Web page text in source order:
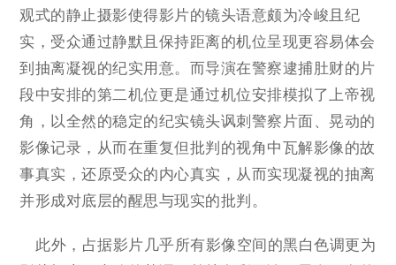
观式的静止摄影使得影片的镜头语意颇为冷峻且纪
实，受众通过静默且保持距离的机位呈现更容易体会
到抽离凝视的纪实用意。而导演在警察逮捕肚财的片
段中安排的第二机位更是通过机位安排模拟了上帝视
角，以全然的稳定的纪实镜头讽刺警察片面、晃动的
影像记录，从而在重复但批判的视角中瓦解影像的故
事真实，还原受众的内心真实，从而实现凝视的抽离
并形成对底层的醒思与现实的批判。
此外，占据影片几乎所有影像空间的黑白色调更为